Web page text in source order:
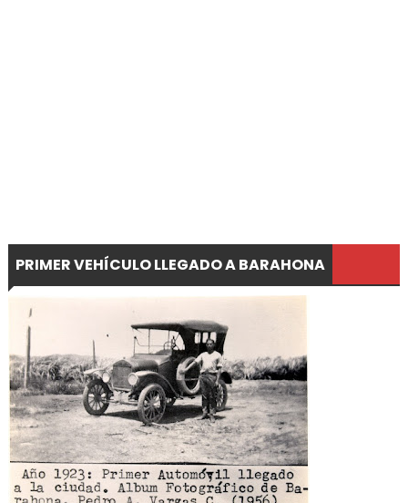
PRIMER VEHÍCULO LLEGADO A BARAHONA